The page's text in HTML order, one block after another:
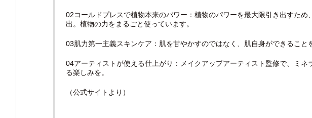
02コールドプレスで植物本来のパワー：植物のパワーを最大限引き出すた
出。植物の力をまるごと使っています。
03肌力第一主義スキンケア：肌を甘やかすのではなく、肌自身ができること
04アーティストが使える仕上がり：メイクアップアーティスト監修で、ミ
る楽しみを。
（公式サイトより）